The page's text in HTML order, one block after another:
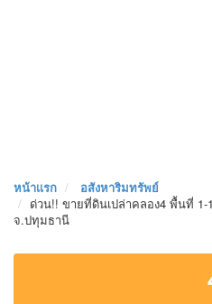
หน้าเเรก
อสังหาริมทรัพย์
ด่วน!! ขายที่ดินเปล่าคลอง4 พื้นที่ 1-
จ.ปทุมธานี